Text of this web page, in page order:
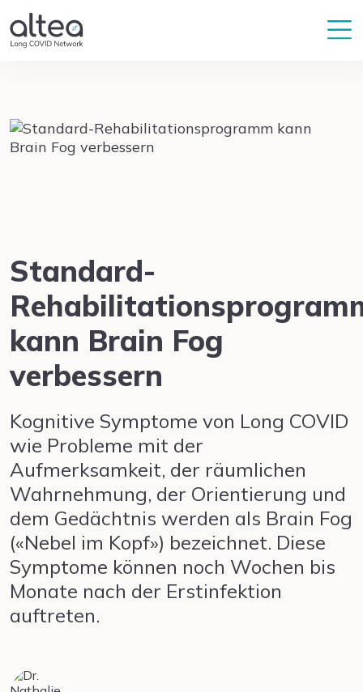
Standard-
kann Brain Fog
verbessern
Kognitive Symptome von Long COVID
wie Probleme mit der
Aufmerksamkeit, der räumlichen
Wahrnehmung, der Orientierung und
dem Gedächtnis werden als Brain Fog
(«Nebel im Kopf») bezeichnet. Diese
Symptome können noch Wochen bis
Monate nach der Erstinfektion
auftreten.